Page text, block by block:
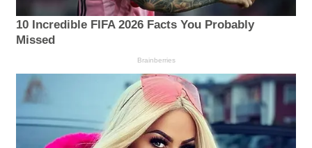
10 Incredible FIFA 2026 Facts You Probably
Missed
Brainberries